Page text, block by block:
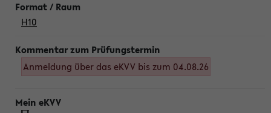
H10
Anmeldung über das eKVV bis zum 04.08.26